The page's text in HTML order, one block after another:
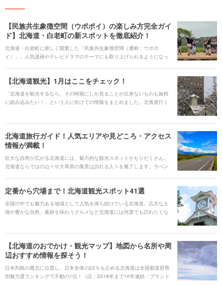
【民族共生象徴空間（ウポポイ）の楽しみ方完全ガイ
ド】北海道・白老町の新スポットを徹底紹介！
北海道・白老町に新しく開業した「民族共生象徴空間（通称：ウポポ
イ）」。人気漫画やテレビドラマのテーマにも取り上げられるようになっ
道の先住民族である「アイヌ」のことを体験しながら学べる施設です。
【北海道観光】1月はここをチェック！
「北海道を観光するなら、その時期にしか見ることが出来ないものも旅程
に組み込みたい！」という人に向けての情報をまとめました。北海道行く
北海道旅行ガイド！人気エリアや見どころ・アクセス
情報が満載！
壮大な自然が広がる北海道には、魅力的な観光スポットがもりだくさん。
北海道ならではの山々や大草原の風景は訪れる人々を魅了します。ラベン
ン、ジンギスカン、スープカレーなどのグルメ、全国区の知名度のスイー
ツも数多くあります。散策のあとには、温泉で癒やされ、身も心もほっこ
り。北海道の魅力をご紹介します！
定番から穴場まで！北海道観光スポット41選
全国の中でも魅力ある地域として人気を保ち続けている北海道。広大な土
地や豊かな自然、素材を味わうグルメなど北海道には何度でも訪れたくな
るスポットをまとめてご紹介します。 #### 人気キーワード [keyword_link:
北海道旅行ガイド|https://haveagood.holiday/articles/725] [keyword_link:
札幌観光|https://haveagood.holiday/articles/653] [keyword_link:旭川観
光|https://haveagood.holiday/articles/699] [keyword_link:札幌旅行ガイ
【北海道のおでかけ・観光マップ】地図から名所や周
辺おすすめ情報を探そう！
日本列島の最北に位置し、日本全体の22％を占める北海道は全国都道府県
別魅力度ランキングで不動の1位！（註：2018年まで10年連続：ブランド